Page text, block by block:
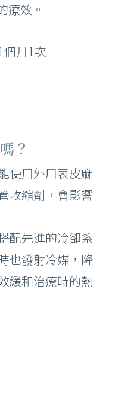
療效。
月1次
？
使用外用表皮麻
收縮劑，會影響
配先進的冷卻系
也發射冷媒，降
緩和治療時的熱